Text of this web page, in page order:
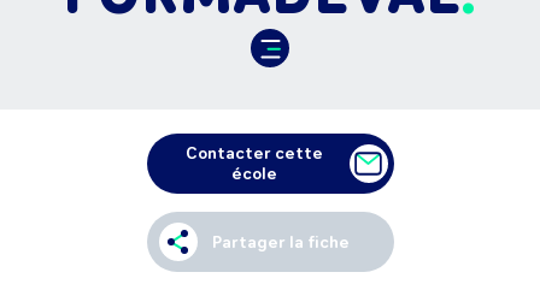
Contacter cette
école
Partager la fiche